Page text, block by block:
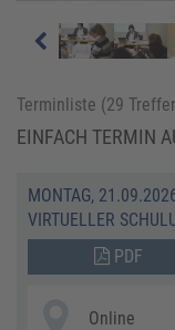
Terminliste (29
EINFACH TERMIN
MONTAG,
VIRTUELLER
PDF
Online